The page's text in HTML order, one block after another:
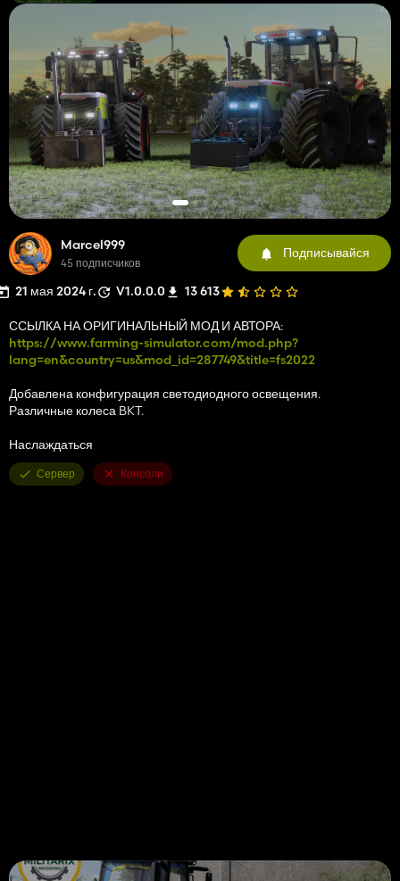
Marcel999
45 подписчиков
Подписывайся
21 мая 2024 г. V1.0.0.0 13 613
ССЫЛКА НА ОРИГИНАЛЬНЫЙ МОД И АВТОРА:
https://www.farming-simulator.com/mod.php?
lang=en&country=us&mod_id=287749&title=fs2022
Добавлена ​​конфигурация светодиодного освещения.
Различные колеса BKT.
Наслаждаться
Сервер Консоли